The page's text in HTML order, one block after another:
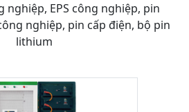
nghiệp, EPS công nghiệp, pin
nghiệp, pin cấp điện, bộ pin
lithium